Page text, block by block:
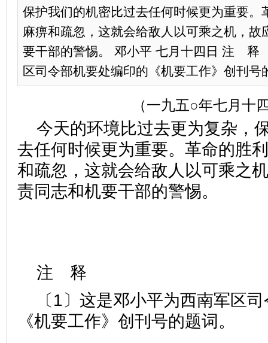
保护我们的机密比过去任何时候更为重要。
麻痹和疏忽，这就会给敌人以可乘之机，故
要干部的警惕。 邓小平 七月十四日 注 释
区司令部机要处编印的《机要工作》创刊号
（一九五○年七月十
今天的环境比过去更为复杂，
去任何时候更为重要。革命的胜
和疏忽，这就会给敌人以可乘之
责同志和机要干部的警惕。
注 释
〔1〕这是邓小平为西南军区
《机要工作》创刊号的题词。